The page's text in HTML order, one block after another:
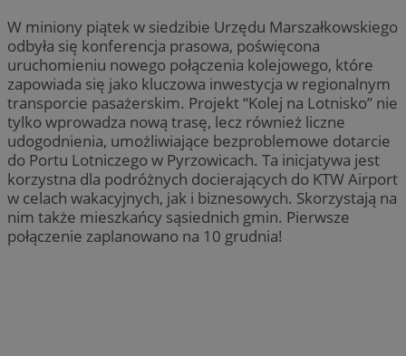
W miniony piątek w siedzibie Urzędu Marszałkowskiego
odbyła się konferencja prasowa, poświęcona
uruchomieniu nowego połączenia kolejowego, które
zapowiada się jako kluczowa inwestycja w regionalnym
transporcie pasażerskim. Projekt “Kolej na Lotnisko” nie
tylko wprowadza nową trasę, lecz również liczne
udogodnienia, umożliwiające bezproblemowe dotarcie
do Portu Lotniczego w Pyrzowicach. Ta inicjatywa jest
korzystna dla podróżnych docierających do KTW Airport
w celach wakacyjnych, jak i biznesowych. Skorzystają na
nim także mieszkańcy sąsiednich gmin. Pierwsze
połączenie zaplanowano na 10 grudnia!